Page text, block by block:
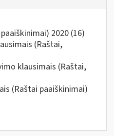
2020 (16)
(Raštai,
klausimais (Raštai,
(Raštai paaiškinimai)